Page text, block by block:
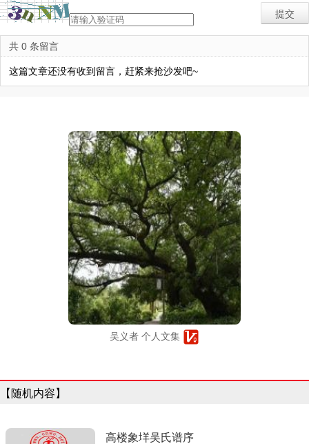
共 0 条留言
这篇文章还没有收到留言，赶紧来抢沙发吧~
吴义者 个人文集
【随机内容】
高楼象垟吴氏谱序